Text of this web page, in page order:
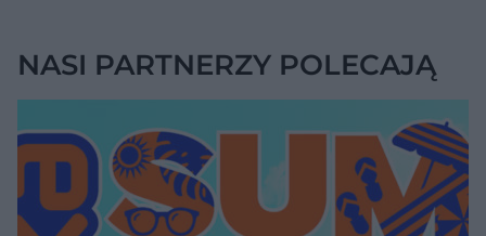
NASI PARTNERZY POLECAJĄ